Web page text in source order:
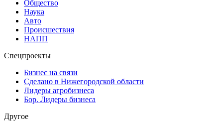
Общество
Наука
Авто
Происшествия
НАПП
Спецпроекты
Бизнес на связи
Сделано в Нижегородской области
Лидеры агробизнеса
Бор. Лидеры бизнеса
Другое